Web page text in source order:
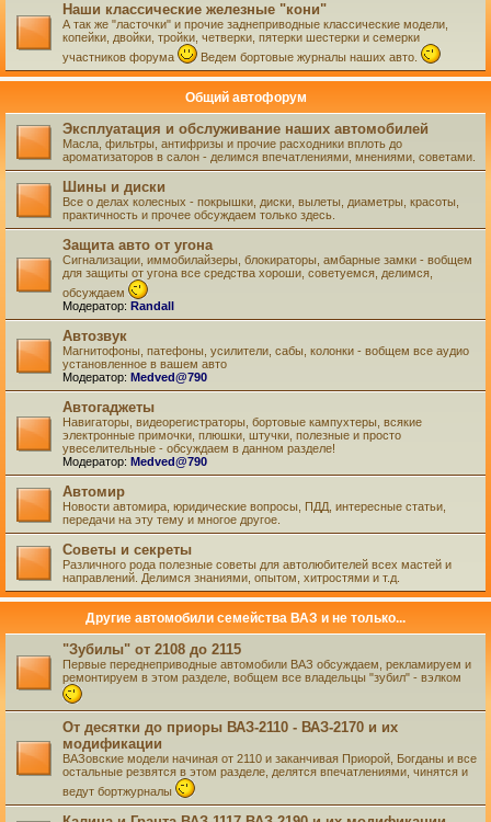
Наши классические железные "кони"
А так же "ласточки" и прочие заднеприводные классические модели,
копейки, двойки, тройки, четверки, пятерки шестерки и семерки
участников форума
Ведем бортовые журналы наших авто.
Общий автофорум
Эксплуатация и обслуживание наших автомобилей
Масла, фильтры, антифризы и прочие расходники вплоть до
ароматизаторов в салон - делимся впечатлениями, мнениями, советами.
Шины и диски
Все о делах колесных - покрышки, диски, вылеты, диаметры, красоты,
практичность и прочее обсуждаем только здесь.
Защита авто от угона
Сигнализации, иммобилайзеры, блокираторы, амбарные замки - вобщем
для защиты от угона все средства хороши, советуемся, делимся,
обсуждаем
Модератор: Randall
Автозвук
Магнитофоны, патефоны, усилители, сабы, колонки - вобщем все аудио
установленное в вашем авто
Модератор: Medved@790
Автогаджеты
Навигаторы, видеорегистраторы, бортовые кампухтеры, всякие
электронные примочки, плюшки, штучки, полезные и просто
увеселительные - обсуждаем в данном разделе!
Модератор: Medved@790
Автомир
Новости автомира, юридические вопросы, ПДД, интересные статьи,
передачи на эту тему и многое другое.
Советы и секреты
Различного рода полезные советы для автолюбителей всех мастей и
направлений. Делимся знаниями, опытом, хитростями и т.д.
Другие автомобили семейства ВАЗ и не только...
"Зубилы" от 2108 до 2115
Первые переднеприводные автомобили ВАЗ обсуждаем, рекламируем и
ремонтируем в этом разделе, вобщем все владельцы "зубил" - вэлком
От десятки до приоры ВАЗ-2110 - ВАЗ-2170 и их
модификации
ВАЗовские модели начиная от 2110 и заканчивая Приорой, Богданы и все
остальные резвятся в этом разделе, делятся впечатлениями, чинятся и
ведут бортжурналы